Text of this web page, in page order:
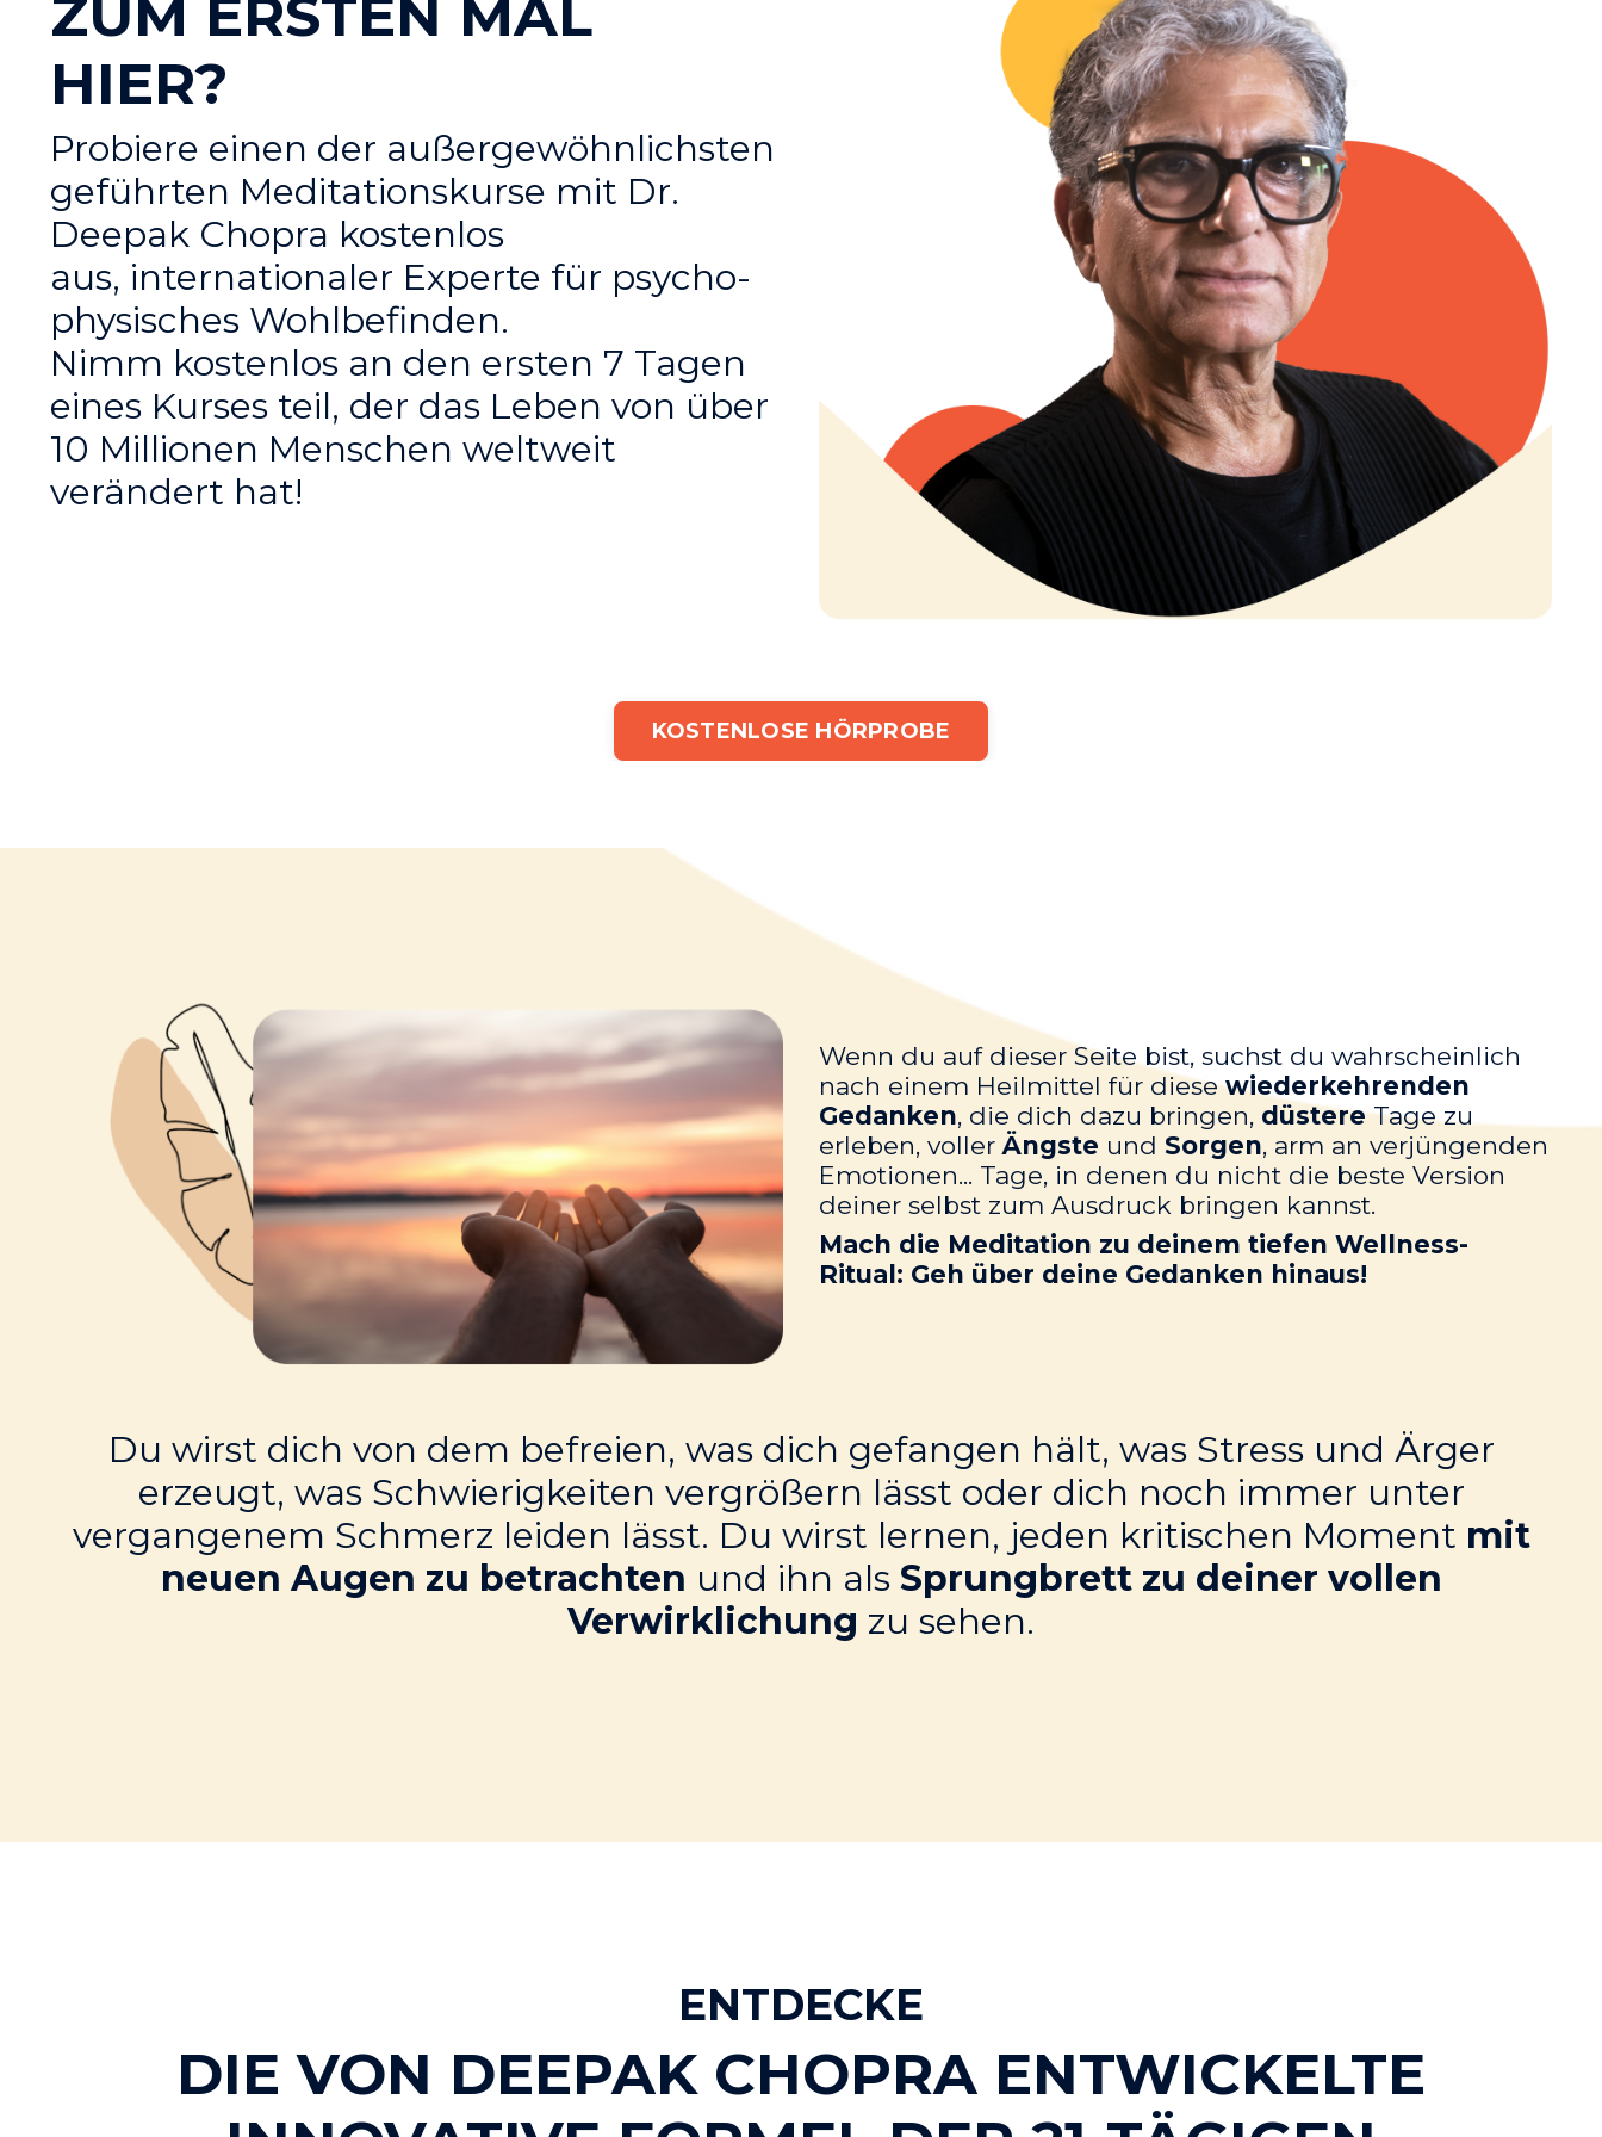
ZUM ERSTEN
MAL
HIER?
Probiere einen der außergewöhnlichsten
geführten Meditationskurse mit Dr.
Deepak Chopra kostenlos
aus, internationaler Experte für psycho-
physisches Wohlbefinden.
Nimm kostenlos an den ersten 7 Tagen
eines Kurses teil, der das Leben von über
10 Millionen Menschen weltweit
verändert hat!
KOSTENLOSE HÖRPROBE
Wenn du auf dieser Seite bist, suchst du wahrscheinlich
nach einem Heilmittel für diesewiederkehrenden
Gedanken, die dich dazu bringen, düstereTage zu
erleben, voller Ängste und Sorgen, arm an verjüngenden
Emotionen... Tage, in denen du nicht die beste Version
deiner selbst zum Ausdruck bringen kannst.
Mach die Meditation zu deinem tiefen Wellness-
Ritual: Geh über deine Gedanken hinaus!
Du wirst dich von dem befreien, was dich gefangen hält, was Stress und Ärger
erzeugt, was Schwierigkeiten vergrößern lässt oder dich noch immer unter
vergangenem Schmerz leiden lässt. Du wirst lernen, jeden kritischen Moment mit
neuen Augen zu betrachten und ihn als Sprungbrett zu deiner vollen
Verwirklichung zu sehen.
ENTDECKE
DIE VON DEEPAK CHOPRA ENTWICKELTE